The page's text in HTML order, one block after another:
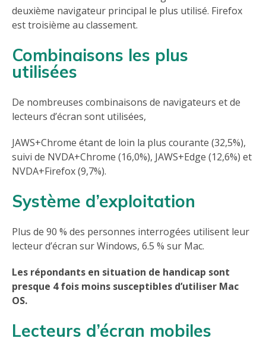
deuxième navigateur principal le plus utilisé. Firefox
est troisième au classement.
Combinaisons les plus
utilisées
De nombreuses combinaisons de navigateurs et de
lecteurs d’écran sont utilisées,
JAWS+Chrome étant de loin la plus courante (32,5%),
suivi de NVDA+Chrome (16,0%), JAWS+Edge (12,6%) et
NVDA+Firefox (9,7%).
Système d’exploitation
Plus de 90 % des personnes interrogées utilisent leur
lecteur d’écran sur Windows, 6.5 % sur Mac.
Les répondants en situation de handicap sont
presque 4 fois moins susceptibles d’utiliser Mac
OS.
Lecteurs d’écran mobiles